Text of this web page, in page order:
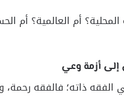
أم العالمية؟ أم
أزمة وعي
ذاته؛ فالفقه رحمة،